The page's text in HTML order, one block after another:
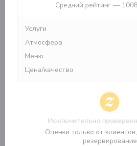
Средний рейтинг —
Услуги
Атмосфера
Меню
Цена/качество
Исключительно
Оценки только от
резервирование